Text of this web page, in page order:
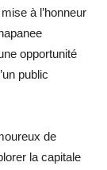
à l’honneur
opportunité
public
de
la capitale